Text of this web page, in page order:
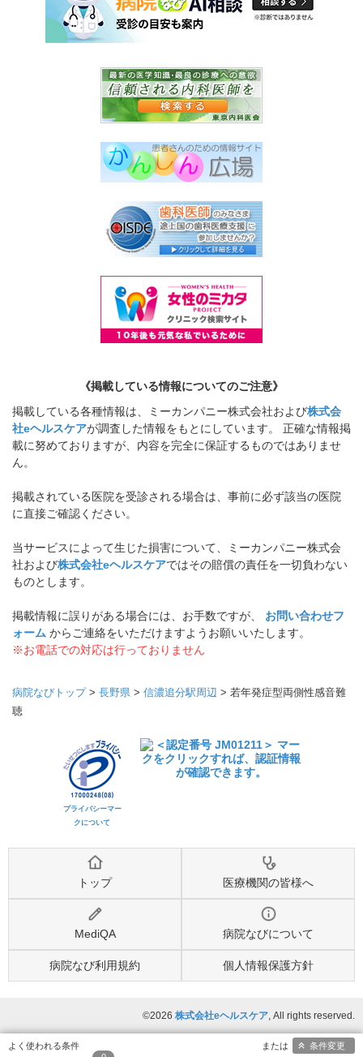
《掲載している情報についてのご注意》
掲載している各種情報は、ミーカンパニー株式会社および株式会
社eヘルスケアが調査した情報をもとにしています。 正確な情報掲
載に努めておりますが、内容を完全に保証するものではありませ
ん。
掲載されている医院を受診される場合は、事前に必ず該当の医院
に直接ご確認ください。
当サービスによって生じた損害について、ミーカンパニー株式会
社および株式会社eヘルスケアではその賠償の責任を一切負わない
ものとします。
掲載情報に誤りがある場合には、お手数ですが、 お問い合わせフ
ォーム からご連絡をいただけますようお願いいたします。
※お電話での対応は行っておりません
病院なびトップ> 長野県 > 信濃追分駅周辺 > 若年発症型両側性感音難
聴
プライバシーマー
クについて
トップ 医療機関の皆様へ
MediQA 病院なびについて
病院なび利用規約 個人情報保護方針
©2026 株式会社eヘルスケア, All rights reserved.
条件変更